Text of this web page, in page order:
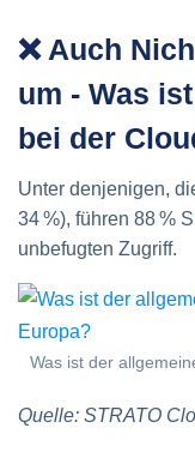
❌ Auch
um - Was
bei der
Unter denjenigen,
34 %), führen 88 %
unbefugten Zugriff.
Was ist der
Quelle: STRATO